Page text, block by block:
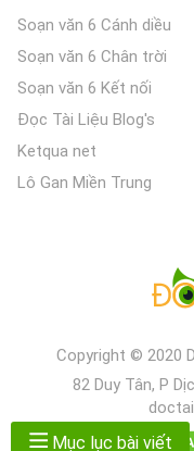
Mục lục bài viết
Soạn văn 6 Cánh diều
Soạn văn 6 Chân trời
Soạn văn 6 Kết nối
Đọc Tài Liệu Blog's
Ketqua net
Lô Gan Miền Trung
Copyright © 2020
82 Duy Tân, P